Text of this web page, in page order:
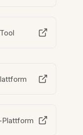
Plattform